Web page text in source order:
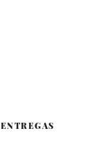
ENTREGAS